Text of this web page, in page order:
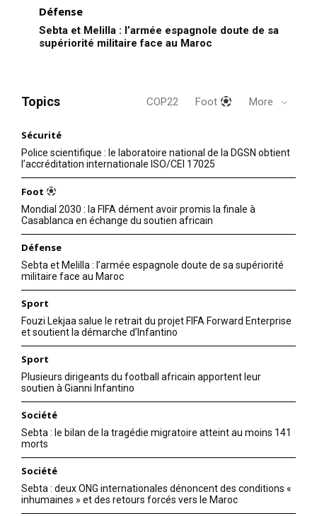
Défense
Sebta et Melilla : l’armée espagnole doute de sa
supériorité militaire face au Maroc
Topics COP22 Foot More
Sécurité
Police scientifique : le laboratoire national de la DGSN obtient
l’accréditation internationale ISO/CEI 17025
Foot
Mondial 2030 : la FIFA dément avoir promis la finale à
Casablanca en échange du soutien africain
Défense
Sebta et Melilla : l’armée espagnole doute de sa supériorité
militaire face au Maroc
Sport
Fouzi Lekjaa salue le retrait du projet FIFA Forward Enterprise
et soutient la démarche d’Infantino
Sport
Plusieurs dirigeants du football africain apportent leur
soutien à Gianni Infantino
Société
Sebta : le bilan de la tragédie migratoire atteint au moins 141
morts
Société
Sebta : deux ONG internationales dénoncent des conditions «
inhumaines » et des retours forcés vers le Maroc